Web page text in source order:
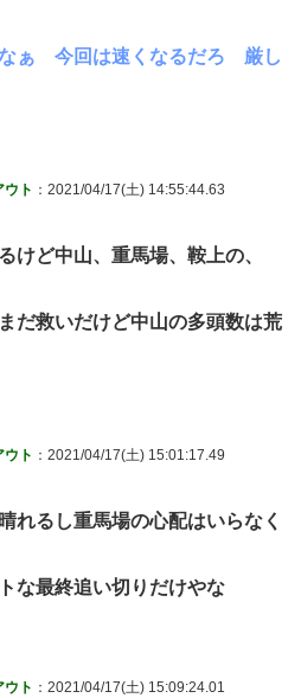
なぁ 今回は速くなるだろ 厳し
ト ：2021/04/17(土) 14:55:44.63
けど中山、重馬場、鞍上の、
だ救いだけど中山の多頭数は荒
ト ：2021/04/17(土) 15:01:17.49
れるし重馬場の心配はいらなく
な最終追い切りだけやな
ト ：2021/04/17(土) 15:09:24.01